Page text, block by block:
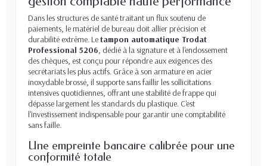
Dans les structures de santé traitant un flux soutenu de
paiements, le matériel de bureau doit allier précision et
durabilité extrême. Letampon automatique Trodat
Professional 5206 , dédié à la signature et à l'endossement
des chèques, est conçu pour répondre aux exigences des
secrétariats les plus actifs. Grâce à son armature en acier
inoxydable brossé, il supporte sans faillir les sollicitations
intensives quotidiennes, offrant une stabilité de frappe qui
dépasse largement les standards du plastique. C'est
l'investissement indispensable pour garantir une comptabilité
sans faille.
Une empreinte bancaire calibrée pour une
conformité totale